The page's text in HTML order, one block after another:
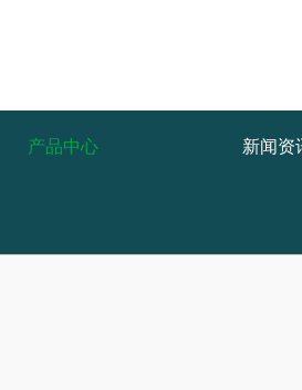
产品中心 新闻资